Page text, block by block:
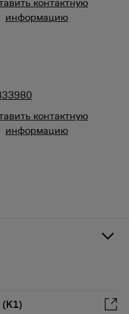
контактную
информацию
контактную
информацию